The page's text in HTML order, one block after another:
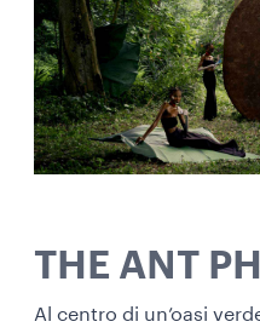
THE ANT
Al centro di un’oasi